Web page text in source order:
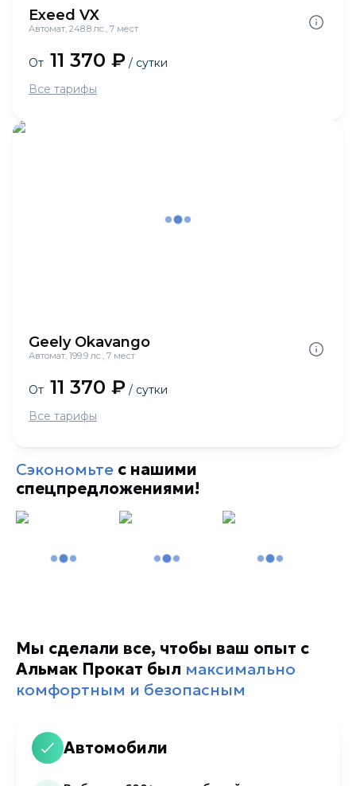
Exeed VX
Автомат, 248.8 лс., 7 мест
От 11 370 ₽ / сутки
Все тарифы
Geely Okavango
Автомат, 199.9 лс., 7 мест
От 11 370 ₽ / сутки
Все тарифы
Сэкономьте с нашими
спецпредложениями!
Мы сделали все, чтобы ваш опыт с
Альмак Прокат был максимально
комфортным и безопасным
Автомобили